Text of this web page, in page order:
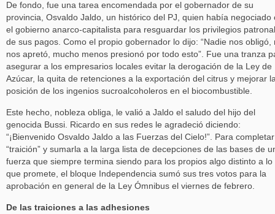
De fondo, fue una tarea encomendada por el gobernador de su
provincia, Osvaldo Jaldo, un histórico del PJ, quien había negociado
el gobierno anarco-capitalista para resguardar los privilegios
de sus pagos. Como el propio gobernador lo dijo: “Nadie nos obligó,
nos apretó, mucho menos presionó por todo esto”. Fue una tranza
asegurar a los empresarios locales evitar la derogación de la Ley de
Azúcar, la quita de retenciones a la exportación del citrus y mejorar
posición de los ingenios sucroalcoholeros en el biocombustible.
Este hecho, nobleza obliga, le valió a Jaldo el saludo del hijo del
genocida Bussi. Ricardo en sus redes le agradeció diciendo:
“¡Bienvenido Osvaldo Jaldo a las Fuerzas del Cielo!”. Para
“traición” y sumarla a la larga lista de decepciones de las bases de
fuerza que siempre termina siendo para los propios algo distinto a lo
que promete, el bloque Independencia sumó sus tres votos para la
aprobación en general de la Ley Ómnibus el viernes de febrero.
De las traiciones a las adhesiones